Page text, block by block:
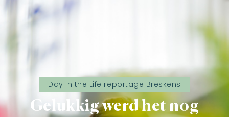
Day in the Life reportage Breskens
Gelukkig werd het nog